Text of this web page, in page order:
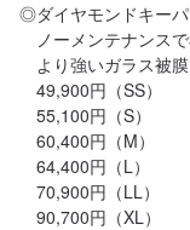
◎ダイヤモンドキーパ
ノーメンテナンス
より強いガラス被
49,900円（SS）
55,100円（S）
60,400円（M）
64,400円（L）
70,900円（LL）
90,700円（XL）